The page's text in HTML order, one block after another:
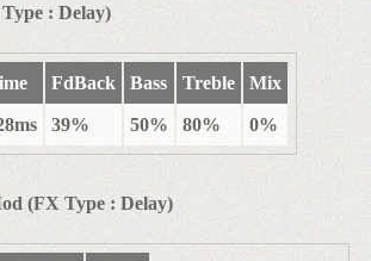
: Delay)
FdBack
39%
Bass
50%
Treble
80%
Mix
0%
(FX Type : Delay)